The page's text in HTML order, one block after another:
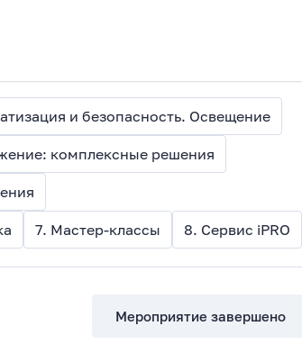
2. Системы связи, автоматизация и безопасность. Освещение
комплексные решения
7. Мастер-классы 8. Сервис iPRO
Мероприятие завершено